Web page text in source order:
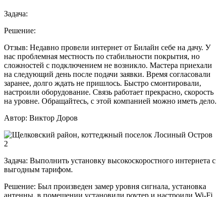
Задача:
Решение:
Отзыв: Недавно провели интернет от Билайн себе на дачу. У
нас проблемная местность по стабильности покрытия, но
сложностей с подключением не возникло. Мастера приехали
на следующий день после подачи заявки. Время согласовали
заранее, долго ждать не пришлось. Быстро смонтировали,
настроили оборудование. Связь работает прекрасно, скорость
на уровне. Обращайтесь, с этой компанией можно иметь дело.
Автор: Виктор Доров
Задача: Выполнить установку высокоскоростного интернета с
выгодным тарифом.
Решение: Был произведен замер уровня сигнала, установка